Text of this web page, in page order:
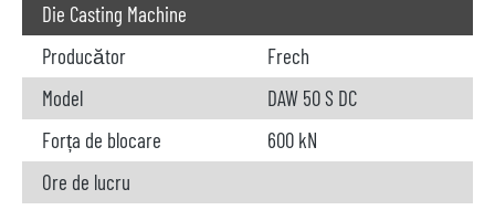
Die Casting Machine
Producător
Frech
Model
DAW 50 S DC
Forța de blocare
600 kN
Ore de lucru